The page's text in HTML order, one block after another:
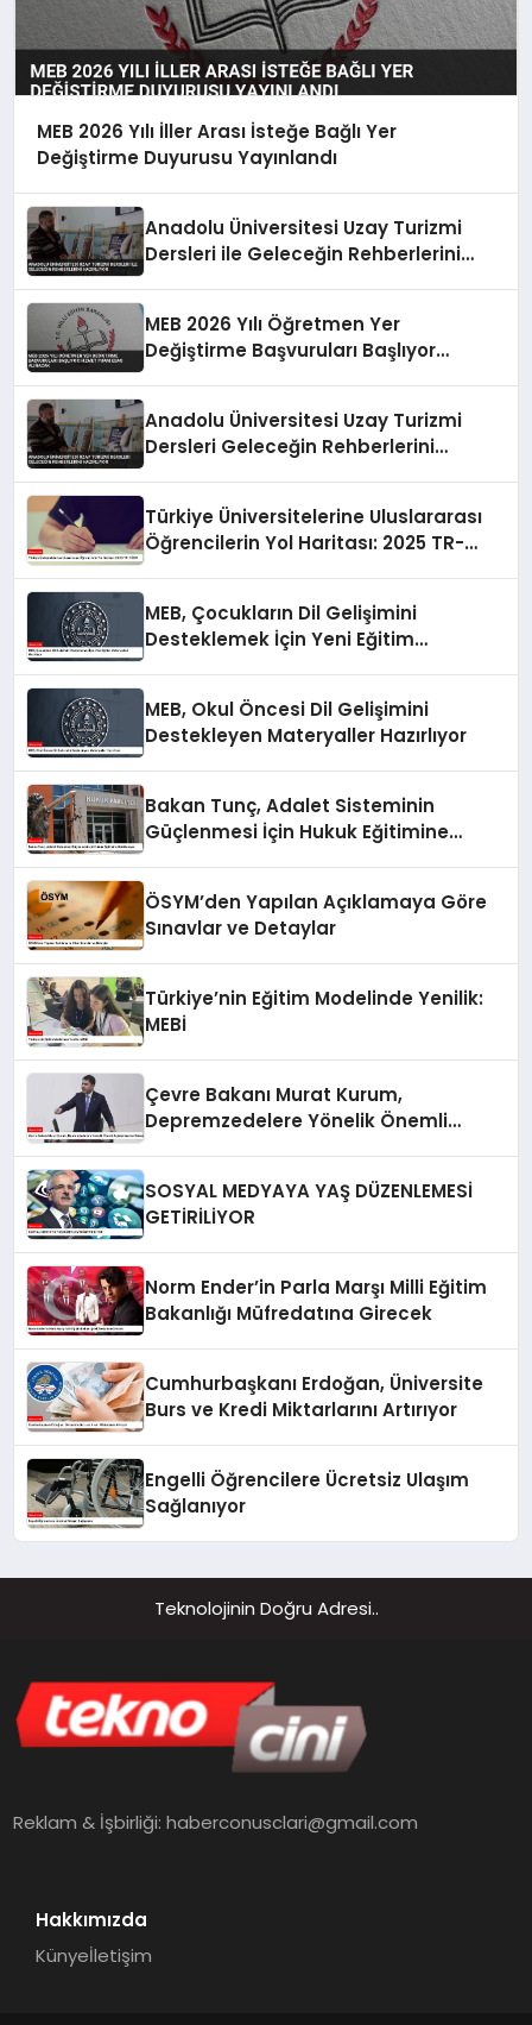
MEB 2026 Yılı İller Arası İsteğe Bağlı Yer
Değiştirme Duyurusu Yayınlandı
Anadolu Üniversitesi Uzay Turizmi
Dersleri ile Geleceğin Rehberlerini
MEB 2026 Yılı Öğretmen Yer
Değiştirme Başvuruları Başlıyor
Anadolu Üniversitesi Uzay Turizmi
Dersleri Geleceğin Rehberlerini
Türkiye Üniversitelerine Uluslararası
Öğrencilerin Yol Haritası: 2025 TR-
MEB, Çocukların Dil Gelişimini
Desteklemek İçin Yeni Eğitim
MEB, Okul Öncesi Dil Gelişimini
Destekleyen Materyaller Hazırlıyor
Bakan Tunç, Adalet Sisteminin
Güçlenmesi İçin Hukuk Eğitimine
ÖSYM’den Yapılan Açıklamaya Göre
Sınavlar ve Detaylar
Türkiye’nin Eğitim Modelinde Yenilik:
MEBİ
Çevre Bakanı Murat Kurum,
Depremzedelere Yönelik Önemli
SOSYAL MEDYAYA YAŞ DÜZENLEMESİ
GETİRİLİYOR
Norm Ender’in Parla Marşı Milli Eğitim
Bakanlığı Müfredatına Girecek
Cumhurbaşkanı Erdoğan, Üniversite
Burs ve Kredi Miktarlarını Artırıyor
Engelli Öğrencilere Ücretsiz Ulaşım
Sağlanıyor
Teknolojinin Doğru Adresi..
Reklam & İşbirliği:haberconusclari@gmail.com
Hakkımızda
Künyeİletişim